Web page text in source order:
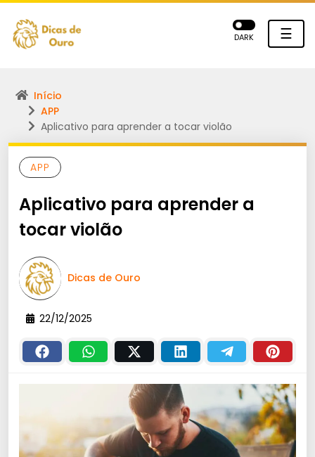
☰
DARK
Início
APP
Aplicativo para aprender a tocar violão
APP
Aplicativo para aprender a
tocar violão
Dicas de Ouro
22/12/2025